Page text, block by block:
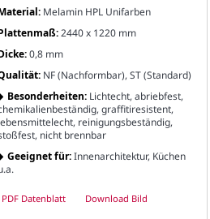
Melamin HPL Unifarben
2440 x 1220 mm
0,8 mm
NF (Nachformbar), ST (Standard)
Besonderheiten: Lichtecht, abriebfest,
graffitiresistent,
reinigungsbeständig,
nicht brennbar
Geeignet für:Innenarchitektur, Küchen
PDF Datenblatt Download Bild